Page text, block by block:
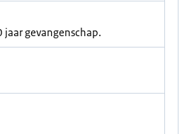
gevangenschap.